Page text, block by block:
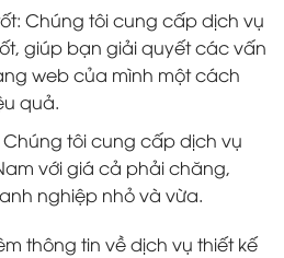
Chúng tôi cung cấp dịch vụ
giúp bạn giải quyết các vấn
web của mình một cách
quả.
tôi cung cấp dịch vụ
với giá cả phải chăng,
nghiệp nhỏ và vừa.
thông tin về dịch vụ thiết kế